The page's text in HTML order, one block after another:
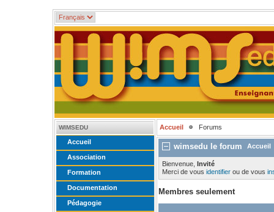
WIMSEDU
Accueil
Association
Formation
Documentation
Pédagogie
Accueil Forums
wimsedu le forum Accueil
Bienvenue, Invité
Merci de vous identifier ou de vous
Membres seulement